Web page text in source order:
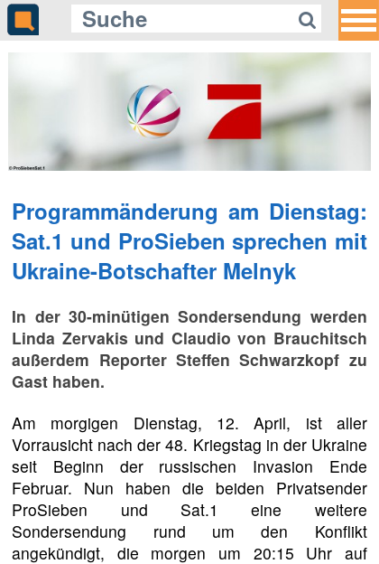
Programmänderung am Dienstag:
Sat.1 und ProSieben sprechen mit
Ukraine-Botschafter Melnyk
In der 30-minütigen Sondersendung werden
Linda Zervakis und Claudio von Brauchitsch
außerdem Reporter Steffen Schwarzkopf zu
Gast haben.
Am morgigen Dienstag, 12. April, ist aller
Vorrausicht nach der 48. Kriegstag in der Ukraine
seit Beginn der russischen Invasion Ende
Februar. Nun haben die beiden Privatsender
ProSieben und Sat.1 eine weitere
Sondersendung rund um den Konflikt
angekündigt, die morgen um 20:15 Uhr auf